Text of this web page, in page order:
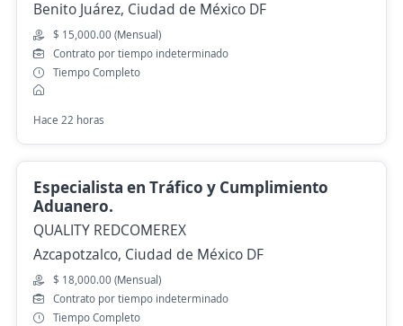
Benito Juárez, Ciudad de México DF
$ 15,000.00 (Mensual)
Contrato por tiempo indeterminado
Tiempo Completo
Hace 22 horas
Especialista en Tráfico y Cumplimiento
Aduanero.
QUALITY REDCOMEREX
Azcapotzalco, Ciudad de México DF
$ 18,000.00 (Mensual)
Contrato por tiempo indeterminado
Tiempo Completo